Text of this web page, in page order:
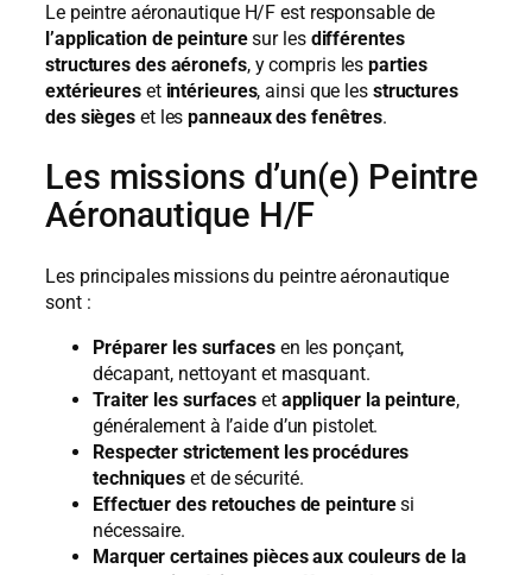
Le peintre aéronautique H/F est responsable de
l’application de peinturesur lesdifférentes
structures des aéronefs, y compris les parties
extérieureset intérieures, ainsi que les structures
des sièges et lespanneaux des fenêtres.
Les missions d’un(e) Peintre
Aéronautique H/F
Les principales missions du peintre aéronautique
sont :
Préparer les surfacesen les ponçant,
décapant, nettoyant et masquant.
Traiter les surfaces et appliquer la peinture,
généralement à l’aide d’un pistolet.
Respecter strictement les procédures
techniques et de sécurité.
Effectuer des retouches de peinturesi
nécessaire.
Marquer certaines pièces aux couleurs de la